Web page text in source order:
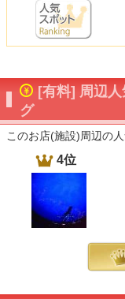
[有料] 周辺
グ
このお店(施設)周辺の
4位